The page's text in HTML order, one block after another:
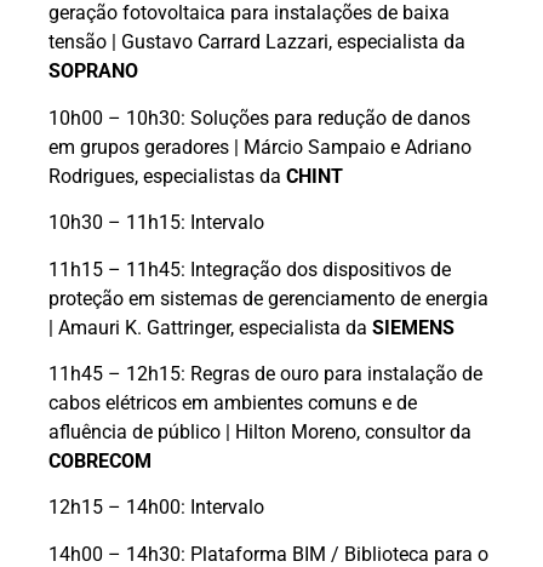
geração fotovoltaica para instalações de baixa
tensão | Gustavo Carrard Lazzari, especialista da
SOPRANO
10h00 – 10h30: Soluções para redução de danos
em grupos geradores | Márcio Sampaio e Adriano
Rodrigues, especialistas da CHINT
10h30 – 11h15: Intervalo
11h15 – 11h45: Integração dos dispositivos de
proteção em sistemas de gerenciamento de energia
| Amauri K. Gattringer, especialista da SIEMENS
11h45 – 12h15: Regras de ouro para instalação de
cabos elétricos em ambientes comuns e de
afluência de público | Hilton Moreno, consultor da
COBRECOM
12h15 – 14h00: Intervalo
14h00 – 14h30: Plataforma BIM / Biblioteca para o